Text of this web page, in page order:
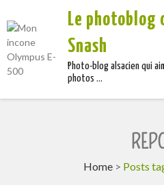
Le photoblog
Snash
Photo-blog alsacien qui
photos …
Home> Posts